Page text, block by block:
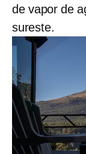
de vapor de
sureste.